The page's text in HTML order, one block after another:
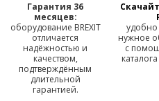
Гарантия 36
месяцев:
оборудование BREXIT
отличается
надёжностью и
качеством,
подтверждённым
длительной
гарантией.
нужное
с